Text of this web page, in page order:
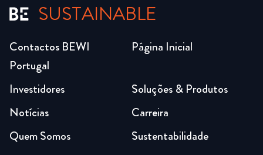
SUSTAINABLE
Página Inicial
Soluções & Produtos
Carreira
Sustentabilidade
Investidores
Notícias
Quem Somos
Contactos BEWI
Portugal